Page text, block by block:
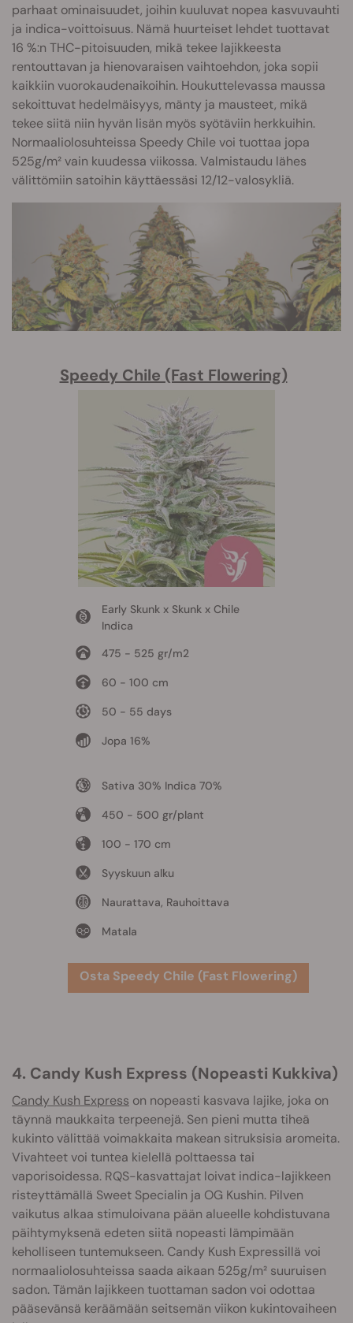
parhaat ominaisuudet, joihin kuuluvat nopea kasvuvauhti
ja indica-voittoisuus. Nämä huurteiset lehdet tuottavat
16 %:n THC-pitoisuuden, mikä tekee lajikkeesta
rentouttavan ja hienovaraisen vaihtoehdon, joka sopii
kaikkiin vuorokaudenaikoihin. Houkuttelevassa maussa
sekoittuvat hedelmäisyys, mänty ja mausteet, mikä
tekee siitä niin hyvän lisän myös syötäviin herkkuihin.
Normaaliolosuhteissa Speedy Chile voi tuottaa jopa
525g/m² vain kuudessa viikossa. Valmistaudu lähes
välittömiin satoihin käyttäessäsi 12/12-valosykliä.
Speedy Chile (Fast Flowering)
Early Skunk x Skunk x Chile
Indica
475 - 525 gr/m2
60 - 100 cm
50 - 55 days
Jopa 16%
Sativa 30% Indica 70%
450 - 500 gr/plant
100 - 170 cm
Syyskuun alku
Naurattava, Rauhoittava
Matala
Osta Speedy Chile (Fast Flowering)
4. Candy Kush Express (Nopeasti Kukkiva)
Candy Kush Express on nopeasti kasvava lajike, joka on
täynnä maukkaita terpeenejä. Sen pieni mutta tiheä
kukinto välittää voimakkaita makean sitruksisia aromeita.
Vivahteet voi tuntea kielellä polttaessa tai
vaporisoidessa. RQS-kasvattajat loivat indica-lajikkeen
risteyttämällä Sweet Specialin ja OG Kushin. Pilven
vaikutus alkaa stimuloivana pään alueelle kohdistuvana
päihtymyksenä edeten siitä nopeasti lämpimään
keholliseen tuntemukseen. Candy Kush Expressillä voi
normaaliolosuhteissa saada aikaan 525g/m² suuruisen
sadon. Tämän lajikkeen tuottaman sadon voi odottaa
pääsevänsä keräämään seitsemän viikon kukintovaiheen